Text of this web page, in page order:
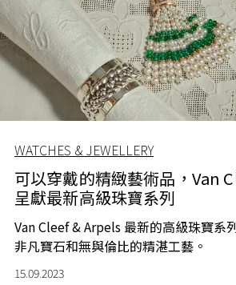
WATCHES & JEWELLERY
可以穿戴的精緻藝術品，Van
呈獻最新高級珠寶系列
Van Cleef & Arpels 最新的高級珠寶系
非凡寶石和無與倫比的精湛工藝。
15.09.2023